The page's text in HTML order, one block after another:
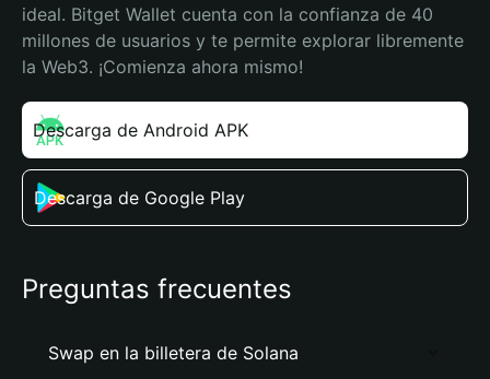
ideal. Bitget Wallet cuenta con la confianza de 40
millones de usuarios y te permite explorar libremente
la Web3. ¡Comienza ahora mismo!
Descarga de Android APK
Descarga de Google Play
Preguntas frecuentes
Swap en la billetera de Solana